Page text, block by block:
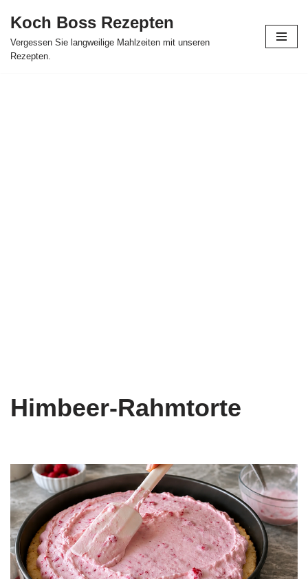
Skip
to
Koch Boss Rezepten
Vergessen Sie langweilige Mahlzeiten mit unseren
Rezepten.
Himbeer-Rahmtorte